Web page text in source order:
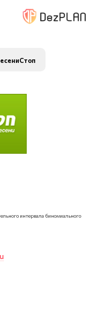
интервала биномиального